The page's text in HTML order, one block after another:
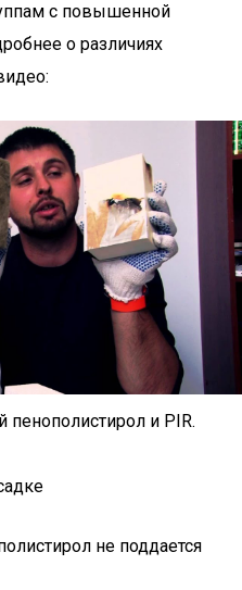
с повышенной
о различиях
пенополистирол и PIR.
не поддается